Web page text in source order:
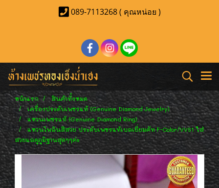
089-7113268 ( คุณหน่อย )
หน้าแรก
สินค้าทั้งหมด
เครื่องประดับเพชรแท้ (Genuine Diamond Jewelry)
แหวนเพชรแท้ (Genuine Diamond Ring)
แหวนไพลินสีสวย ประดับเพชรแท้เบลเยี่ยมคัท F-Color/VVS1 ใส่
สวยแลดูภูมิฐานสุดๆๆค่ะ